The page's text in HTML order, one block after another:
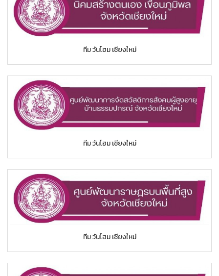
ทีม วันโฮม เชียงใหม่
ทีม วันโฮม เชียงใหม่
ทีม วันโฮม เชียงใหม่